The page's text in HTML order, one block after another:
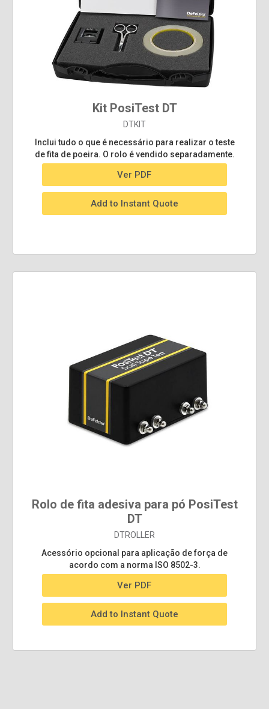
Kit PosiTest DT
DTKIT
Inclui tudo o que é necessário para realizar o teste
de fita de poeira. O rolo é vendido separadamente.
Ver PDF
Add to Instant Quote
Rolo de fita adesiva para pó PosiTest
DT
DTROLLER
Acessório opcional para aplicação de força de
acordo com a norma ISO 8502-3.
Ver PDF
Add to Instant Quote